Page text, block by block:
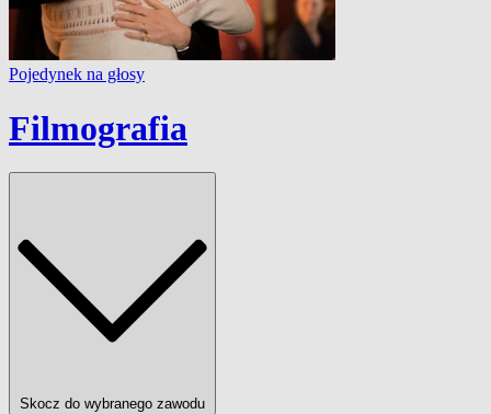
Pojedynek na głosy
Filmografia
Skocz do wybranego zawodu